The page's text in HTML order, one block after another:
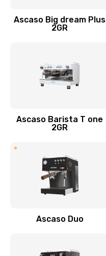
Ascaso Big dream Plus
2GR
Ascaso Barista T one
2GR
Ascaso Duo